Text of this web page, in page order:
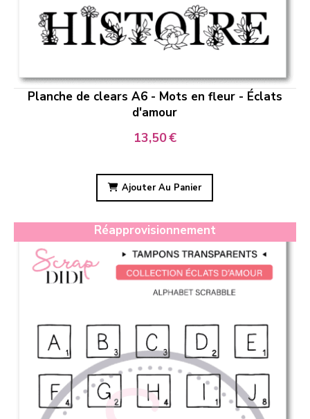
Planche de clears A6 - Mots en fleur - Éclats
d'amour
13,50€
Ajouter Au Panier
Réapprovisionnement